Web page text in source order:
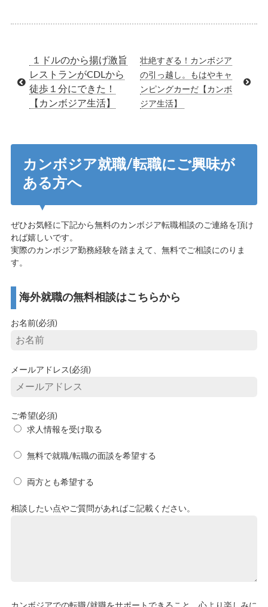
１ドルのから揚げ激旨
レストランがCDLから
徒歩１分にできた！
【カンボジア生活】
壮絶すぎる！カンボジア
の引っ越し。もはやキャ
ンピングカーだ【カンボ
ジア生活】
カンボジア就職/転職にご興味が
ある方へ
ぜひお気軽に下記から無料のカンボジア転職相談のご連絡を頂け
れば嬉しいです。
実際のカンボジア勤務経験を踏まえて、無料でご相談にのりま
す。
海外就職の無料相談はこちらから
お名前(必須)
メールアドレス(必須)
ご希望(必須)
求人情報を受け取る
無料で就職/転職の面談を希望する
両方とも希望する
相談したい点やご質問があればご記載ください。